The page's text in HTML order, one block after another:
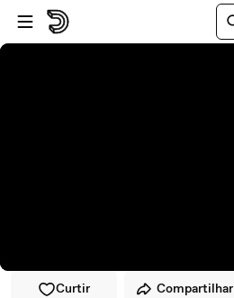
Pular para o player
Ir para o conteúdo principal
Curtir Compartilhar